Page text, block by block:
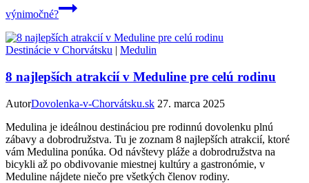
výnimočné?
Destinácie v Chorvátsku | Medulin
8 najlepších atrakcií v Meduline pre celú rodinu
AutorDovolenka-v-Chorvátsku.sk 27. marca 2025
Medulina je ideálnou destináciou pre rodinnú dovolenku plnú
zábavy a dobrodružstva. Tu je zoznam 8 najlepších atrakcií, ktoré
vám Medulina ponúka. Od návštevy pláže a dobrodružstva na
bicykli až po obdivovanie miestnej kultúry a gastronómie, v
Meduline nájdete niečo pre všetkých členov rodiny.